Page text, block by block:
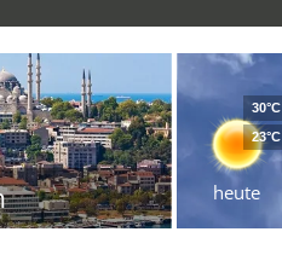
heute
30°C
23°C